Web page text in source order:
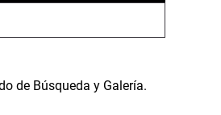
de Búsqueda y Galería.